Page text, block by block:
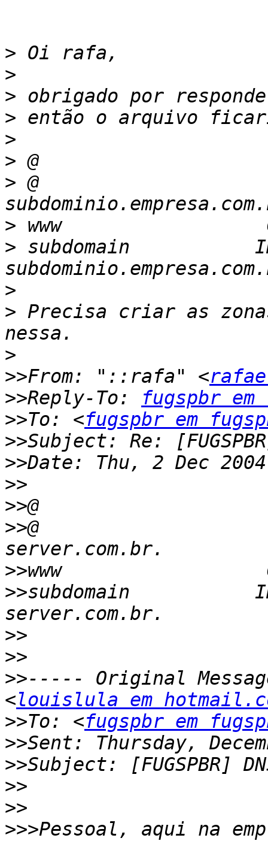
>
>
>
>
>
>
> @
>
> subdomain
>
> Precisa criar as
>
>>From: "::rafa" <
>>Reply-To:
fugspbr
>>To: <fugspbr em
>>
>>
>>
>>
>>@
>>
>>subdomain
>>
>>
>>----- Original
<louislula em
>>To: <fugspbr em
>>
>>
>>
>>
>>>Pessoal, aqui na